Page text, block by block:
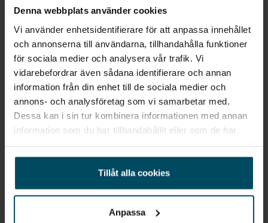
Denna webbplats använder cookies
Vi använder enhetsidentifierare för att anpassa innehållet
och annonserna till användarna, tillhandahålla funktioner
för sociala medier och analysera vår trafik. Vi
vidarebefordrar även sådana identifierare och annan
information från din enhet till de sociala medier och
annons- och analysföretag som vi samarbetar med.
Dessa kan i sin tur kombinera informationen med annan
information som du har tillhandahållit eller som de har
Tillåt alla cookies
Anpassa
Förberedd för drag
Höj- och sänkbart förarsäte
ISOFIX yttre baksäten
Led bakljusgrupp inkl. bromsljus
Alla Hyundai med Hybrid Alla Hyundai SUV
Alla Hyundai KONA från 2026
Alla Hyundai KONA med Hybrid Alla Hyundai KONA SUV
Alla SUV bilar med Hybrid Alla nya SUV bilar från 2026
Alla prissänkta nya bilar Begagnade bilar Vetlanda